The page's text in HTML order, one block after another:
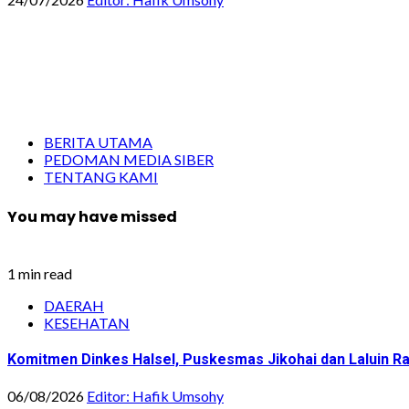
BERITA UTAMA
PEDOMAN MEDIA SIBER
TENTANG KAMI
You may have missed
1 min read
DAERAH
KESEHATAN
Komitmen Dinkes Halsel, Puskesmas Jikohai dan Laluin
06/08/2026 Editor: Hafik Umsohy